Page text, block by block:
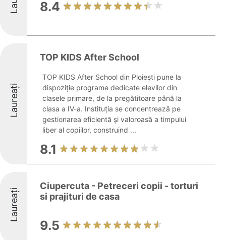
8.4
Laureați
TOP KIDS After School
TOP KIDS After School din Ploiești pune la
dispoziție programe dedicate elevilor din
clasele primare, de la pregătitoare până la
clasa a IV-a. Instituția se concentrează pe
gestionarea eficientă și valoroasă a timpului
liber al copiilor, construind ...
8.1
Laureați
Ciupercuta - Petreceri copii - torturi
si prajituri de casa
9.5